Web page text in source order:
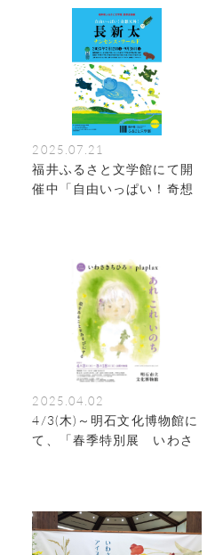
2025.07.21
福井ふるさと文学館にて開
催中「自由いっぱい！奇想
2025.04.02
4/3(木)～明石文化博物館に
て、「春季特別展 いわさ